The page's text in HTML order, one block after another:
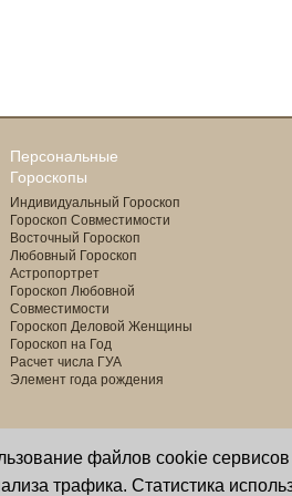
файлов cookie
трафика. Статистика
Персональные
Гороскопы
Индивидуальный Гороскоп
Гороскоп Совместимости
Восточный Гороскоп
Любовный Гороскоп
Астропортрет
Гороскоп Любовной
Совместимости
Гороскоп Деловой Женщины
Гороскоп на Год
Расчет числа ГУА
Элемент года рождения
Copyright © 2000 - 2026 Oculus
Все права защищены